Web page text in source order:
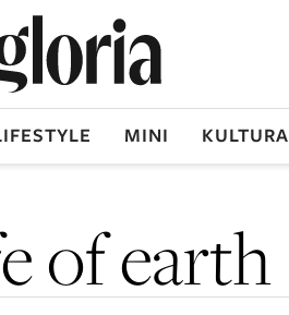
MINI KULTURA
of earth